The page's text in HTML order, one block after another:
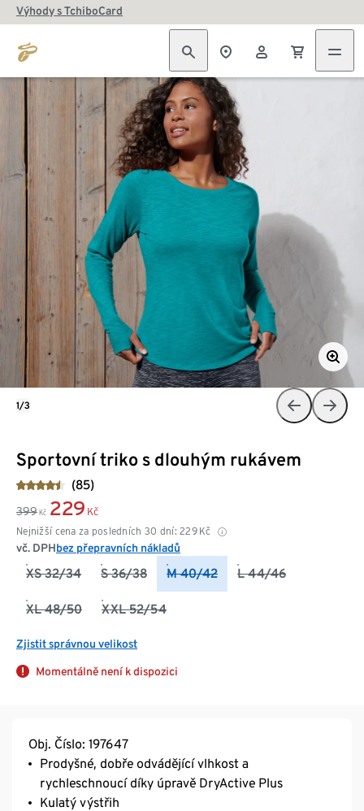
Výhody s TchiboCard
Sportovní triko s dlouhým rukávem
(85)
399 Kč 229 Kč
Nejnižší cena za posledních 30 dní: 229 Kč
vč. DPHbez přepravních nákladů
XS 32/34 S 36/38 M 40/42 L 44/46
XL 48/50 XXL 52/54
Zjistit správnou velikost
Momentálně není k dispozici
1/3
Obj. Číslo: 197647
Prodyšné, dobře odvádějící vlhkost a
rychleschnoucí díky úpravě DryActive Plus
Kulatý výstřih